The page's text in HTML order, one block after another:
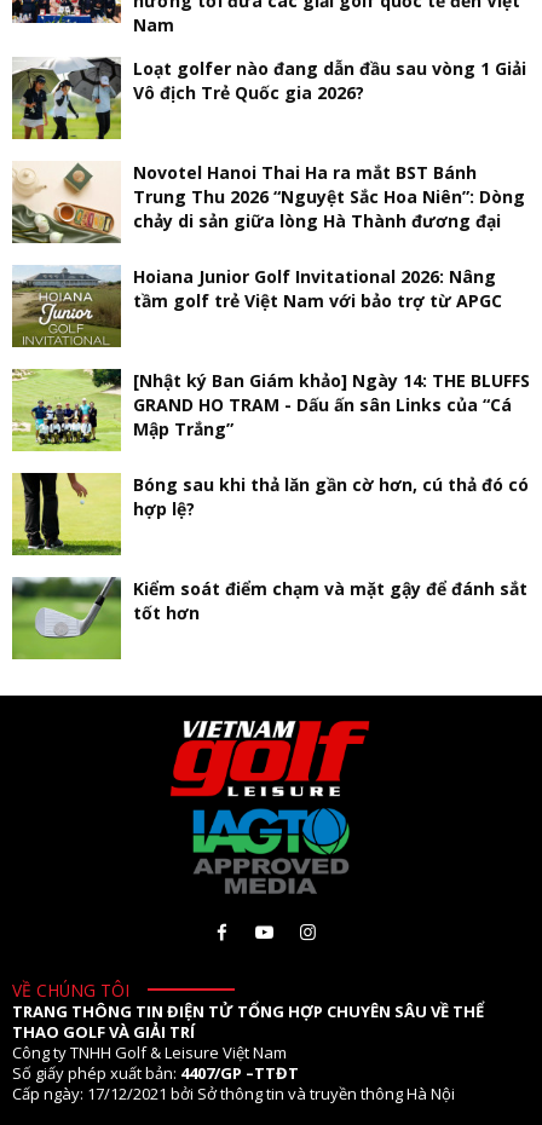
Nam
Loạt golfer nào đang dẫn đầu sau vòng 1 Giải
Vô địch Trẻ Quốc gia 2026?
Novotel Hanoi Thai Ha ra mắt BST Bánh
Trung Thu 2026 “Nguyệt Sắc Hoa Niên”: Dòng
chảy di sản giữa lòng Hà Thành đương đại
Hoiana Junior Golf Invitational 2026: Nâng
tầm golf trẻ Việt Nam với bảo trợ từ APGC
[Nhật ký Ban Giám khảo] Ngày 14: THE BLUFFS
GRAND HO TRAM - Dấu ấn sân Links của “Cá
Mập Trắng”
Bóng sau khi thả lăn gần cờ hơn, cú thả đó có
hợp lệ?
Kiểm soát điểm chạm và mặt gậy để đánh sắt
tốt hơn
VỀ CHÚNG TÔI
TRANG THÔNG TIN ĐIỆN TỬ TỔNG HỢP CHUYÊN SÂU VỀ THỂ
THAO GOLF VÀ GIẢI TRÍ
Công ty TNHH Golf & Leisure Việt Nam
Số giấy phép xuất bản: 4407/GP –TTĐT
Cấp ngày: 17/12/2021 bởi Sở thông tin và truyền thông Hà Nội